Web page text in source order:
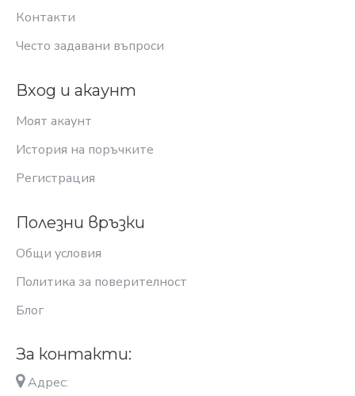
Контакти
Често задавани въпроси
Вход и акаунт
Моят акаунт
История на поръчките
Регистрация
Полезни връзки
Общи условия
Политика за поверителност
Блог
За контакти:
Адрес: